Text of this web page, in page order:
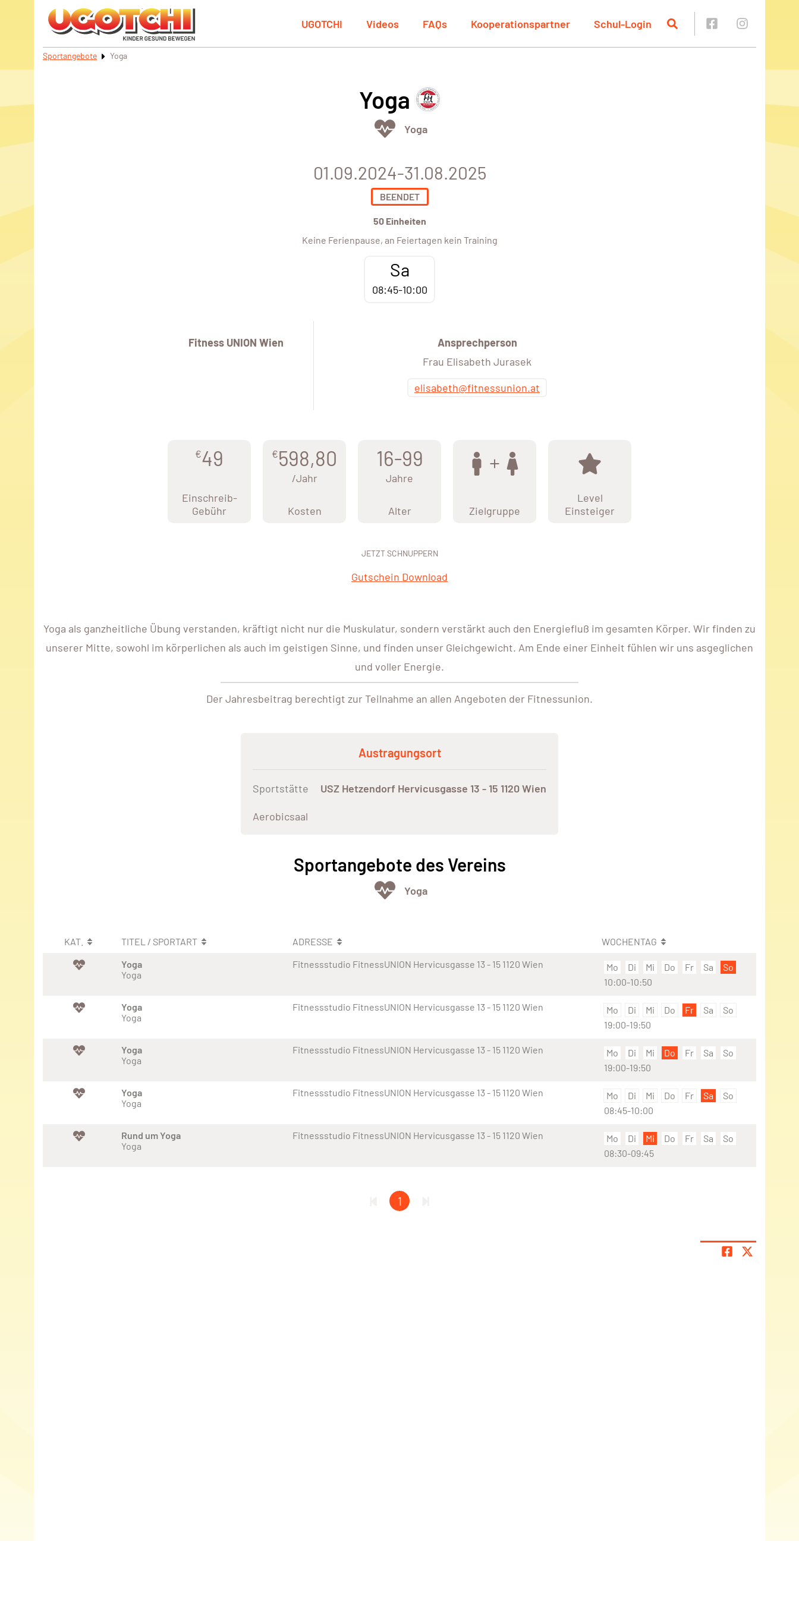
UGOTCHI Videos FAQs Kooperationspartner Schul-Login
Sportangebote Yoga
Yoga
Yoga
01.09.2024-31.08.2025
BEENDET
50 Einheiten
Keine Ferienpause, an Feiertagen kein Training
Sa
08:45-10:00
Fitness UNION Wien
Ansprechperson
Frau Elisabeth Jurasek
elisabeth@fitnessunion.at
€49
Einschreib-
Gebühr
€598,80
/Jahr
Kosten
16-99
Jahre
Alter Zielgruppe
Level
Einsteiger
JETZT SCHNUPPERN
Gutschein Download
Yoga als ganzheitliche Übung verstanden, kräftigt nicht nur die Muskulatur, sondern verstärkt auch den Energiefluß im gesamten Körper. Wir finden zu
unserer Mitte, sowohl im körperlichen als auch im geistigen Sinne, und finden unser Gleichgewicht. Am Ende einer Einheit fühlen wir uns asgeglichen
und voller Energie.
Der Jahresbeitrag berechtigt zur Teilnahme an allen Angeboten der Fitnessunion.
Austragungsort
Sportstätte USZ Hetzendorf Hervicusgasse 13 - 15 1120 Wien
Aerobicsaal
Sportangebote des Vereins
Yoga
KAT. TITEL / SPORTART ADRESSE
WOCHENTAG
Yoga
Yoga
Fitnessstudio FitnessUNION Hervicusgasse 13 - 15 1120 Wien Mo Di Mi Do Fr Sa
So
10:00-10:50
Yoga
Yoga
Fitnessstudio FitnessUNION Hervicusgasse 13 - 15 1120 Wien Mo Di Mi Do Fr Sa
So
19:00-19:50
Yoga
Yoga
Fitnessstudio FitnessUNION Hervicusgasse 13 - 15 1120 Wien Mo Di Mi Do Fr Sa
So
19:00-19:50
Yoga
Yoga
Fitnessstudio FitnessUNION Hervicusgasse 13 - 15 1120 Wien Mo Di Mi Do Fr Sa
So
08:45-10:00
Rund um Yoga
Yoga
Fitnessstudio FitnessUNION Hervicusgasse 13 - 15 1120 Wien Mo Di Mi Do Fr Sa
So
08:30-09:45
1